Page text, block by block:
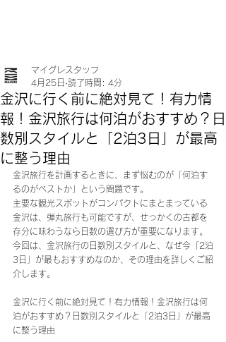
金沢に行く前に絶対見て！有力情
報！金沢旅行は何泊がおすすめ？日
数別スタイルと「2泊3日」が最高
に整う理由
マイグレスタッフ
4月25日 読了時間: 4分
金沢旅行を計画するときに、まず悩むのが「何泊す
るのがベストか」という問題です。
主要な観光スポットがコンパクトにまとまっている
金沢は、弾丸旅行も可能ですが、せっかくの古都を
存分に味わうなら日数の選び方が重要になります。
今回は、金沢旅行の日数別スタイルと、なぜ今「2泊
3日」が最もおすすめなのか、その理由を詳しくご紹
介します。
金沢に行く前に絶対見て！有力情報！金沢旅行は何
泊がおすすめ？日数別スタイルと「2泊3日」が最高
に整う理由